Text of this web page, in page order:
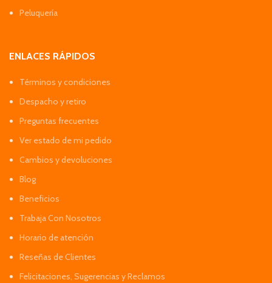
Peluquería
ENLACES RÁPIDOS
Términos y condiciones
Despacho y retiro
Preguntas frecuentes
Ver estado de mi pedido
Cambios y devoluciones
Blog
Beneficios
Trabaja Con Nosotros
Horario de atención
Reseñas de Clientes
Felicitaciones, Sugerencias y Reclamos